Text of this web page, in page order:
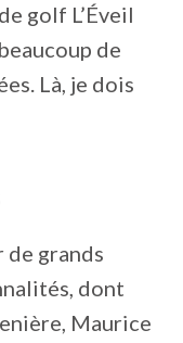
golf L’Éveil
de
Là, je dois
de grands
dont
Maurice